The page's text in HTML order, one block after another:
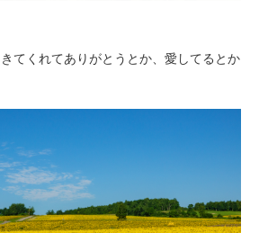
てくれてありがとうとか、愛してるとか